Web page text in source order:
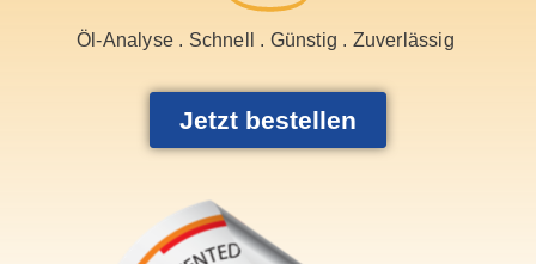
Öl-Analyse . Schnell . Günstig . Zuverlässig
Jetzt bestellen